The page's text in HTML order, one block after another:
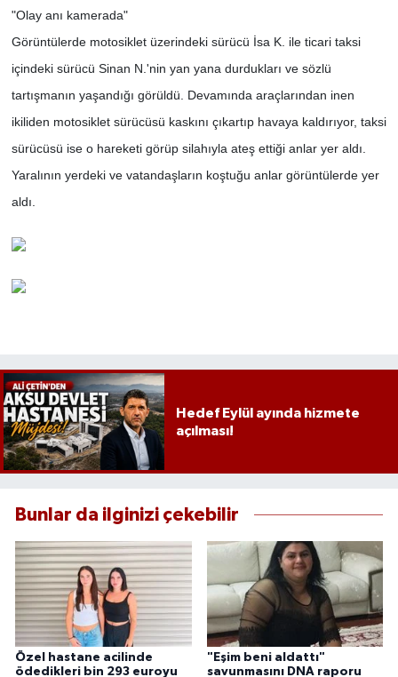
"Olay anı kamerada"
Görüntülerde motosiklet üzerindeki sürücü İsa K. ile ticari taksi
içindeki sürücü Sinan N.'nin yan yana durdukları ve sözlü
tartışmanın yaşandığı görüldü. Devamında araçlarından inen
ikiliden motosiklet sürücüsü kaskını çıkartıp havaya kaldırıyor, taksi
sürücüsü ise o hareketi görüp silahıyla ateş ettiği anlar yer aldı.
Yaralının yerdeki ve vatandaşların koştuğu anlar görüntülerde yer
aldı.
Hedef Eylül ayında hizmete
açılması!
Bunlar da ilginizi çekebilir
Özel hastane acilinde
ödedikleri bin 293 euroyu
"Eşim beni aldattı"
savunmasını DNA raporu